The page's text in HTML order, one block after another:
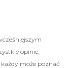
opinie,
może poznać